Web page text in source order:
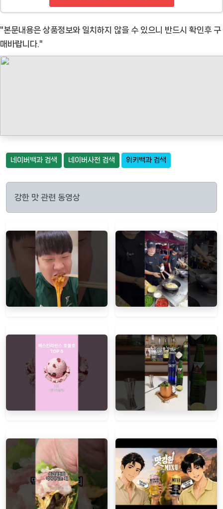
"본문내용은 상품정보와 일치하지 않을 수 있으니 반드시 확인후 구
매바랍니다."
네이버백과 검색 네이버사전 검색 위키백과 검색
강한 맛 관련 동영상